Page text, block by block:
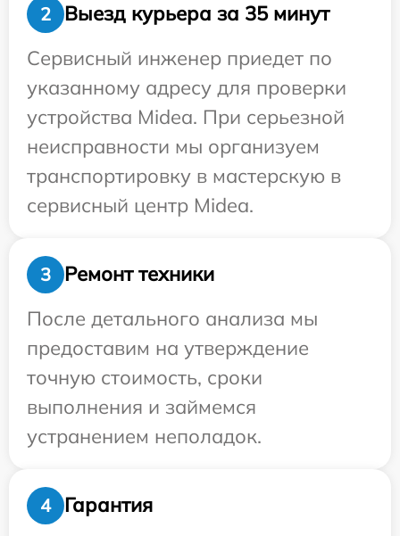
2
Выезд курьера за 35 минут
Сервисный инженер приедет по
указанному адресу для проверки
устройства Midea. При серьезной
неисправности мы организуем
транспортировку в мастерскую в
сервисный центр Midea.
3
Ремонт техники
После детального анализа мы
предоставим на утверждение
точную стоимость, сроки
выполнения и займемся
устранением неполадок.
4 Гарантия